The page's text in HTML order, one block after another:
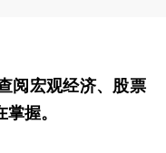
阅宏观经济、股票
握。